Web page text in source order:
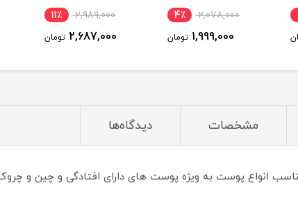
2,078,000 4٪
1,999,000 تومان
2,989,000 11٪
2,687,000 تومان
مشخصات دیدگاه‌ها
انواع پوست به ویژه پوست های دارای افتادگی و چین و